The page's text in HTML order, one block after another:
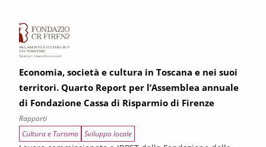
Economia, società e cultura in Toscana e nei suoi
territori. Quarto Report per l’Assemblea annuale
di Fondazione Cassa di Risparmio di Firenze
Rapporti
Cultura e Turismo Sviluppo locale